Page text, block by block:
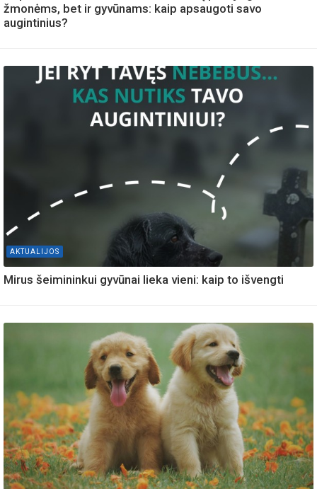
žmonėms, bet ir gyvūnams: kaip apsaugoti savo
augintinius?
AKTUALIJOS
Mirus šeimininkui gyvūnai lieka vieni: kaip to išvengti